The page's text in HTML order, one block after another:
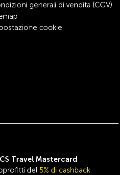
generali di vendita (CGV)
cookie
Travel Mastercard
del 5% di cashback